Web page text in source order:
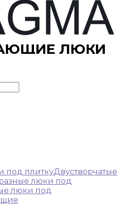
ЛЮКИ
под плиткуДвустворчатые
люки под
люки под